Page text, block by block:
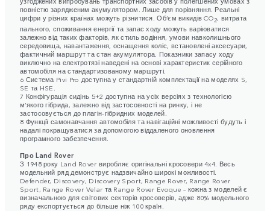
повністю зарядженим акумулятором. Лише для порівняння. Реальні
цифри у різних країнах можуть різнитися. Об’єм викидів CO2, витрата
пального, споживання енергії та запас ходу можуть варіюватися
залежно від таких факторів, як стиль водіння, умови навколишнього
середовища, навантаження, оснащення коліс, встановлені аксесуари,
фактичний маршрут та стан акумулятора. Показники запасу ходу
виключно на електротязі наведені на основі характеристик серійного
автомобіля на стандартизованому маршруті.
6 Система Pivi Pro доступна у стандартній комплектації на моделях S,
SE та HSE.
7 Конфігурація сидінь 5+2 доступна на усіх версіях з технологією
м’якого гібрида, залежно від застосовності на ринку, і не
застосовується до плагін-гібридних моделей.
8 Функції самонавчання автомобіля та навігаційні можливості будуть і
надалі покращуватися за допомогою віддаленого оновлення
програмного забезпечення.
Про Land Rover
З 1948 року Land Rover виробляє оригінальні кросовери 4x4. Весь
модельний ряд демонструє надзвичайно широкі можливості.
Defender, Discovery, Discovery Sport, Range Rover, Range Rover
Sport, Range Rover Velar та Range Rover Evoque – кожна з моделей є
визначальною для світових секторів кросоверів, адже 80% модельного
ряду експортується до більше ніж 100 країн.